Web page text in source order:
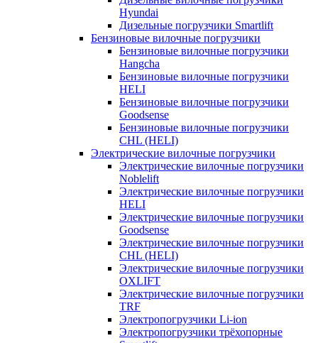
Hyundai
Дизельные погрузчики Smartlift
Бензиновые вилочные погрузчики
Бензиновые вилочные погрузчики
Hangcha
Бензиновые вилочные погрузчики
HELI
Бензиновые вилочные погрузчики
Goodsense
Бензиновые вилочные погрузчики
CHL (HELI)
Электрические вилочные погрузчики
Электрические вилочные погрузчики
Noblelift
Электрические вилочные погрузчики
HELI
Электрические вилочные погрузчики
Goodsense
Электрические вилочные погрузчики
CHL (HELI)
Электрические вилочные погрузчики
OXLIFT
Электрические вилочные погрузчики
TRF
Электропогрузчики Li-ion
Электропогрузчики трёхопорные